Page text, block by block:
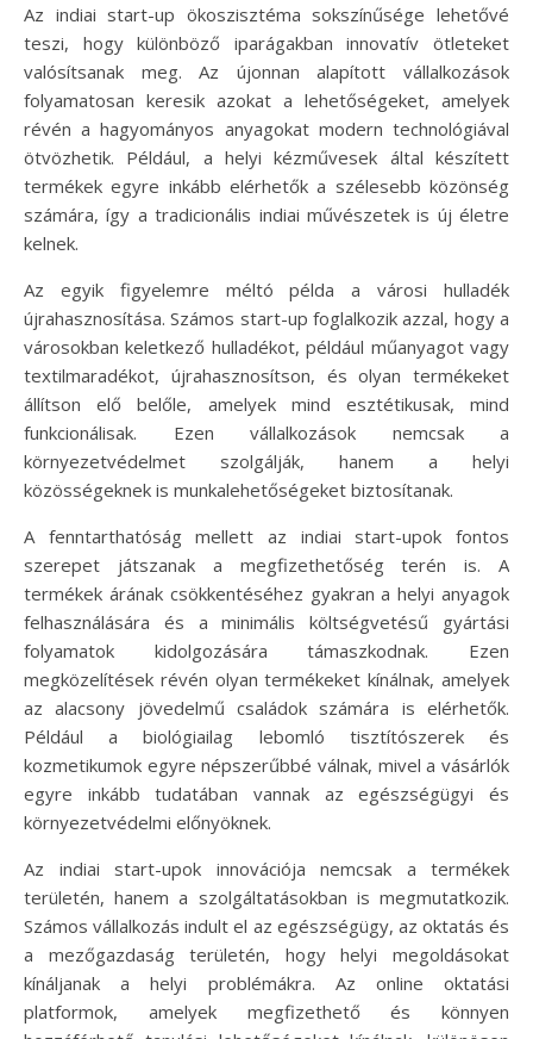
Az indiai start-up ökoszisztéma sokszínűsége lehetővé
teszi, hogy különböző iparágakban innovatív ötleteket
valósítsanak meg. Az újonnan alapított vállalkozások
folyamatosan keresik azokat a lehetőségeket, amelyek
révén a hagyományos anyagokat modern technológiával
ötvözhetik. Például, a helyi kézművesek által készített
termékek egyre inkább elérhetők a szélesebb közönség
számára, így a tradicionális indiai művészetek is új életre
kelnek.
Az egyik figyelemre méltó példa a városi hulladék
újrahasznosítása. Számos start-up foglalkozik azzal, hogy a
városokban keletkező hulladékot, például műanyagot vagy
textilmaradékot, újrahasznosítson, és olyan termékeket
állítson elő belőle, amelyek mind esztétikusak, mind
funkcionálisak. Ezen vállalkozások nemcsak a
környezetvédelmet szolgálják, hanem a helyi
közösségeknek is munkalehetőségeket biztosítanak.
A fenntarthatóság mellett az indiai start-upok fontos
szerepet játszanak a megfizethetőség terén is. A
termékek árának csökkentéséhez gyakran a helyi anyagok
felhasználására és a minimális költségvetésű gyártási
folyamatok kidolgozására támaszkodnak. Ezen
megközelítések révén olyan termékeket kínálnak, amelyek
az alacsony jövedelmű családok számára is elérhetők.
Például a biológiailag lebomló tisztítószerek és
kozmetikumok egyre népszerűbbé válnak, mivel a vásárlók
egyre inkább tudatában vannak az egészségügyi és
környezetvédelmi előnyöknek.
Az indiai start-upok innovációja nemcsak a termékek
területén, hanem a szolgáltatásokban is megmutatkozik.
Számos vállalkozás indult el az egészségügy, az oktatás és
a mezőgazdaság területén, hogy helyi megoldásokat
kínáljanak a helyi problémákra. Az online oktatási
platformok, amelyek megfizethető és könnyen